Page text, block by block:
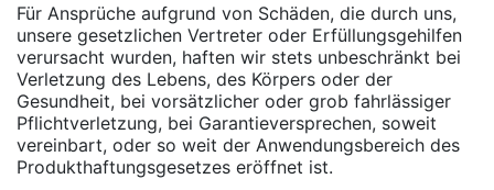
Für Ansprüche aufgrund von Schäden, die durch uns,
unsere gesetzlichen Vertreter oder Erfüllungsgehilfen
verursacht wurden, haften wir stets unbeschränkt bei
Verletzung des Lebens, des Körpers oder der
Gesundheit, bei vorsätzlicher oder grob fahrlässiger
Pflichtverletzung, bei Garantieversprechen, soweit
vereinbart, oder so weit der Anwendungsbereich des
Produkthaftungsgesetzes eröffnet ist.